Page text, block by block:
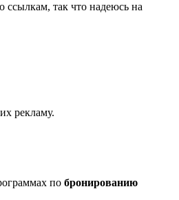
так что надеюсь на
рекламу.
по бронированию